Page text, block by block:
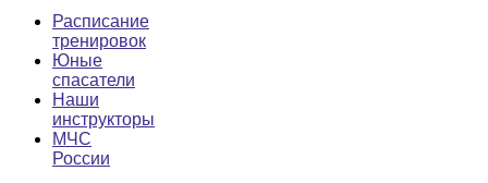
Расписание
тренировок
Юные
спасатели
Наши
инструкторы
МЧС
России